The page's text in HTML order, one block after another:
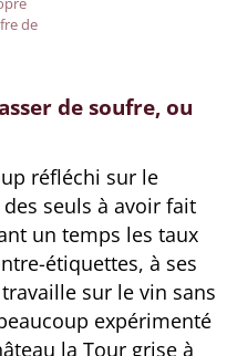
de
de soufre, ou
réfléchi sur le
des seuls à avoir fait
un temps les taux
étiquettes, à ses
sur le vin sans
expérimenté
la Tour grise à